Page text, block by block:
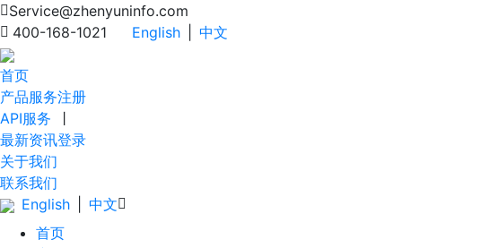
Service@zhenyuninfo.com
400-168-1021
English 中文
首页
产品服务
API服务
最新资讯
关于我们
联系我们
注册
登录
English
中文
首页